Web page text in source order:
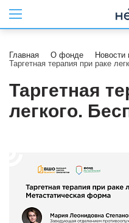
Главная О фонде
Новости
Таргетная терапия при раке
Таргетная
легкого.